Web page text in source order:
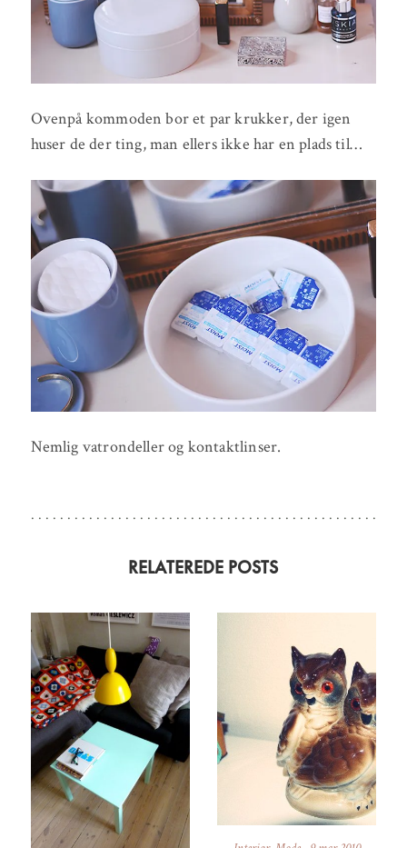
Ovenpå kommoden bor et par krukker, der igen
huser de der ting, man ellers ikke har en plads til…
Nemlig vatrondeller og kontaktlinser.
RELATEREDE POSTS